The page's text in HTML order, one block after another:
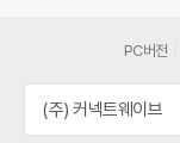
PC버전
(주) 커넥트웨이브